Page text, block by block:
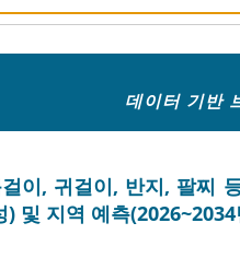
데이터 기반
이, 귀걸이, 반지, 팔찌
및 지역 예측